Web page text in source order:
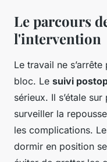
Le parcours
l'intervention
Le travail ne
bloc. Le suivi
sérieux. Il s’étale
surveiller la
les complications.
dormir en position